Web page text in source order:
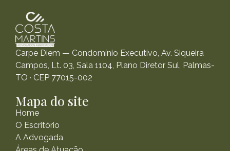
Carpe Diem — Condomínio Executivo, Av. Siqueira
Campos, Lt. 03, Sala 1104, Plano Diretor Sul, Palmas-
TO · CEP 77015-002
Mapa do site
Home
O Escritório
A Advogada